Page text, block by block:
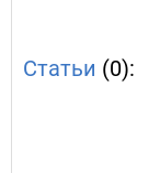
Статьи (0):